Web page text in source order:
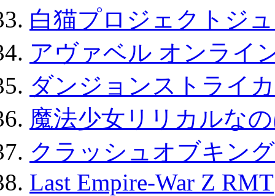
白猫プロジェクトジ
アヴァベル オンライ
ダンジョンストライ
魔法少女リリカルな
クラッシュオブキン
Last Empire-War Z RMT